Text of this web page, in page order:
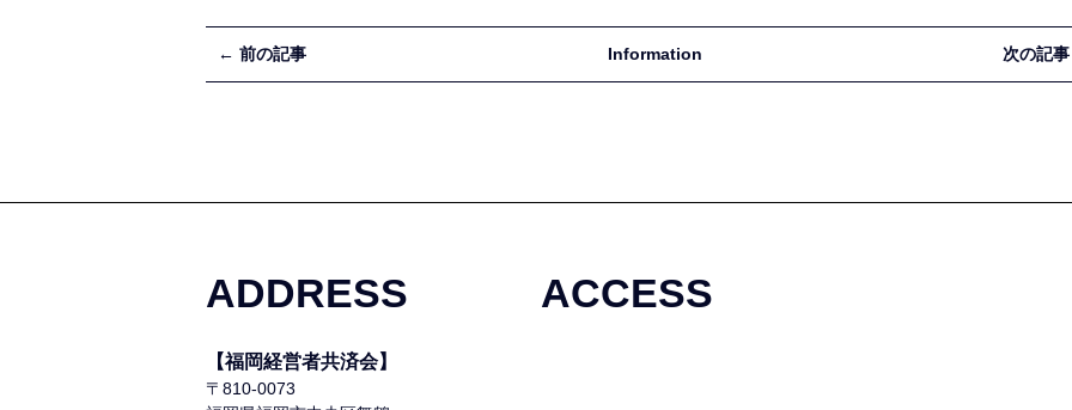
← 前の記事 Information 次の記
ADDRESS
【福岡経営者共済会】
〒810-0073
ACCESS